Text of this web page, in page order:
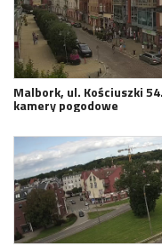
Malbork, ul. Kościuszki
kamery pogodowe